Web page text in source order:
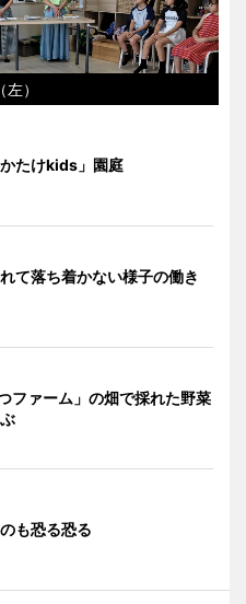
）
たけkids」園庭
て落ち着かない様子の働き
ファーム」の畑で採れた野菜
も恐る恐る